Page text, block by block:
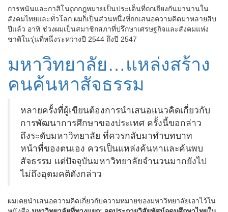
การพนันและกาสิโนถูกกฎหมายเป็นประเด็นที่ถกเถียงกันมานานใน
สังคมไทยและทั่วโลก ผมก็เป็นส่วนหนึ่งที่ถกเสนอความคิดมาหลายสิบ
ปีแล้ว อาทิ ช่วงผมเป็นสมาชิกสภาที่ปรึกษาเศรษฐกิจและสังคมแห่ง
ชาติในรุ่นที่หนึ่งระหว่างปี 2544 ถึงปี 2547
มหาวิทยาลัย…แหล่งสร้าง
คนค้นหาสัจธรรม
หลายครั้งที่ผู้เขียนต้องการนำเสนอแนวคิดเกี่ยวกับ
การพัฒนาการศึกษาของประเทศ ครั้งนี้ขอกล่าว
ถึงระดับมหาวิทยาลัย ที่ควรกลับมาทำบทบาท
หน้าที่ของตนเอง ควรเป็นแหล่งค้นหาและค้นพบ
สัจธรรม แต่ปัจจุบันมหาวิทยาลัยจำนวนมากยังไป
ไม่ถึงอุดมคติดังกล่าว
ผมเคยนำเสนอความคิดเกี่ยวกับความหมายของมหาวิทยาลัยเอาไว้ใน